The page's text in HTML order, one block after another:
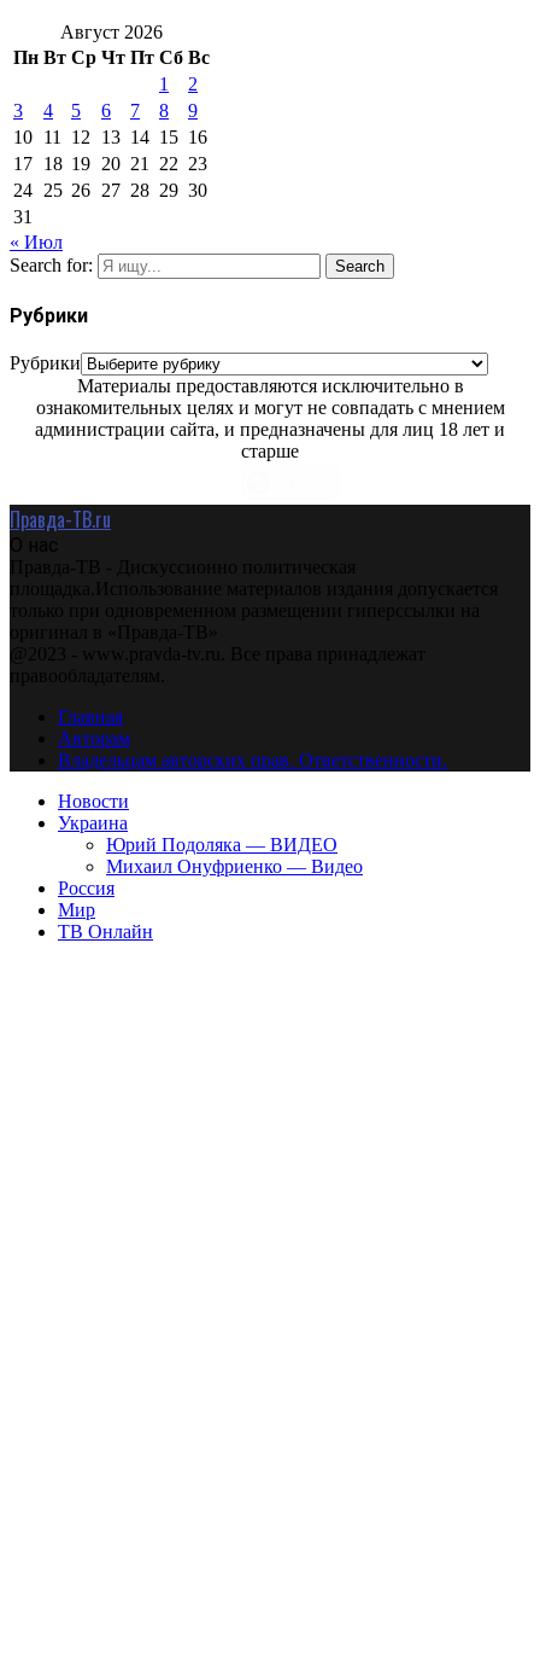
Август 2026
Пн Вт Ср Чт Пт Сб Вс
1
2
3
4 5 6 7 8
9
10 11 12 13 14 15 16
17 18 19 20 21 22 23
24 25 26 27 28 29 30
31
« Июл
Search for:
Search
Рубрики
Рубрики
Материалы предоставляются исключительно в
ознакомительных целях и могут не совпадать с мнением
администрации сайта, и предназначены для лиц 18 лет и
старше
Правда-ТВ.ru
О нас
Правда-ТВ - Дискуссионно политическая
площадка.Использование материалов издания допускается
только при одновременном размещении гиперссылки на
оригинал в «Правда-ТВ»
@2023 - www.pravda-tv.ru. Все права принадлежат
правообладателям.
Главная
Авторам
Владельцам авторских прав. Ответственности.
Новости
Украина
Юрий Подоляка — ВИДЕО
Михаил Онуфриенко — Видео
Россия
Мир
ТВ Онлайн